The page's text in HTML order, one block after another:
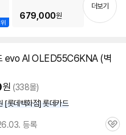
679,000원
더보기
evo AI OLED55C6KNA (벽
원 (338몰)
롯데백화점] 롯데카드
등록
관